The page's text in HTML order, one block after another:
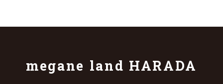
megane land HARADA